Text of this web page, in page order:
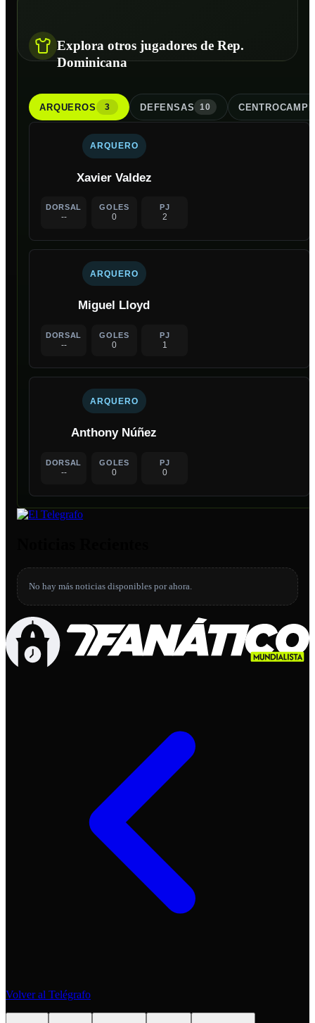
Explora otros jugadores de Rep.
Dominicana
ARQUEROS 3 DEFENSAS 10
ARQUERO
Xavier Valdez
DORSAL
--
GOLES
0
PJ
2
ARQUERO
Miguel Lloyd
DORSAL
--
GOLES
0
PJ
1
ARQUERO
Anthony Núñez
DORSAL
--
GOLES
0
PJ
0
No hay más noticias disponibles por ahora.
Volver al Telégrafo